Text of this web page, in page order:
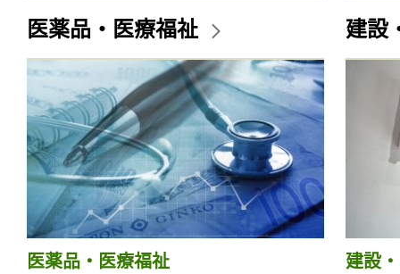
医薬品・医療福祉
医薬品・医療福祉
建設
建設